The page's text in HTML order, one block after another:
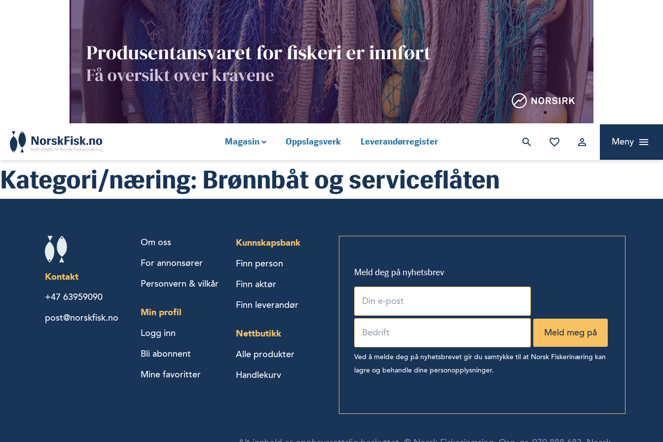
Magasin Oppslagsverk Leverandørregister Meny
Kategori/næring: Brønnbåt og serviceflåten
Kontakt
+47 63959090
post@norskfisk.no
Om oss
For annonsører
Personvern & vilkår
Min profil
Logg inn
Bli abonnent
Mine favoritter
Kunnskapsbank
Finn person
Finn aktør
Finn leverandør
Nettbutikk
Alle produkter
Handlekurv
Meld deg på nyhetsbrev
Ved å melde deg på nyhetsbrevet gir du samtykke til at Norsk Fiskerinæring kan
lagre og behandle dine personopplysninger.